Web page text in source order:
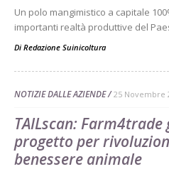
Un polo mangimistico a capitale
importanti realtà produttive del
Di Redazione Suinicoltura
NOTIZIE DALLE AZIENDE 25 Novembre
TAILscan: Farm4trade
progetto per
benessere animale